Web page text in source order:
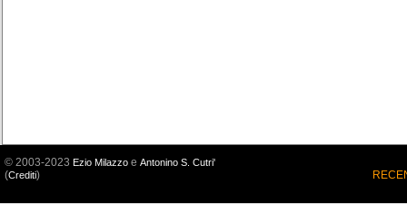
© 2003-2023 Ezio Milazzo e Antonino S. Cutri'
(Crediti)